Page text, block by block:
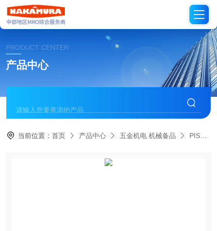
PRODUCT CENTER
产品中心
当前位置：首页 产品中心 五金机电 机械备品 PISCO日本碧铄科